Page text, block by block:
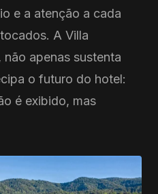
e a atenção a cada
A Villa
apenas sustenta
o futuro do hotel:
é exibido, mas